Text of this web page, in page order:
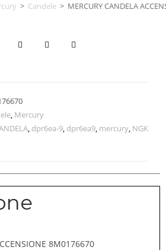
> Candele > MERCURY CANDELA
, Mercury
, dpr6ea-9, dpr6ea9, mercury, NGK
8M0176670